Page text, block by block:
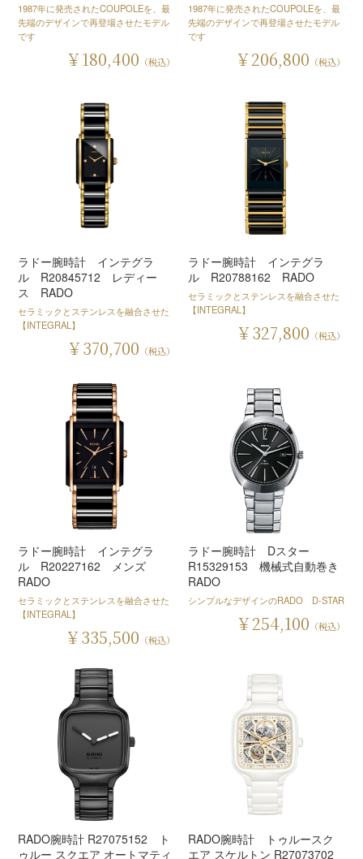
1987年に発売されたCOUPOLEを、最
先端のデザインで再登場させたモデル
です
￥180,400 （税込）
1987年に発売されたCOUPOLEを、最
先端のデザインで再登場させたモデル
です
￥206,800 （税込）
ラドー腕時計 インテグラ
ル R20845712 レディー
ス RADO
セラミックとステンレスを融合させた
【INTEGRAL】
￥370,700 （税込）
ラドー腕時計 インテグラ
ル R20788162 RADO
セラミックとステンレスを融合させた
【INTEGRAL】
￥327,800 （税込）
ラドー腕時計 インテグラ
ル R20227162 メンズ
RADO
セラミックとステンレスを融合させた
【INTEGRAL】
￥335,500 （税込）
ラドー腕時計 Dスター
R15329153 機械式自動巻き
RADO
シンプルなデザインのRADO D-STAR
￥254,100 （税込）
RADO腕時計 R27075152 ト
ゥルー スクエア オートマティ
RADO腕時計 トゥルースク
エア スケルトン R27073702